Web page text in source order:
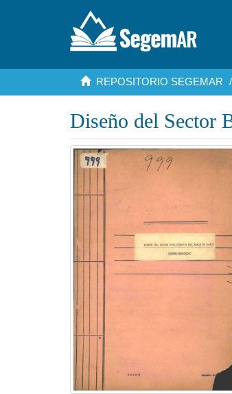
REPOSITORIO SEGEMAR
Diseño del Sector